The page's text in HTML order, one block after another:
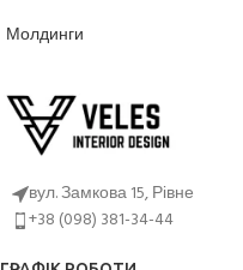
Молдинги
вул. Замкова 15, Рівне
+38 (098) 381-34-44